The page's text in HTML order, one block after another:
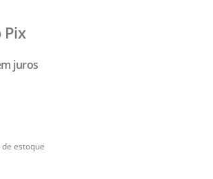
Pix
juros
de estoque